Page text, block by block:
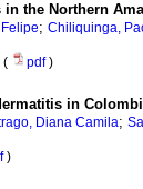
the Northern
; Chiliquinga,
( pdf)
in
Diana Camila;
)